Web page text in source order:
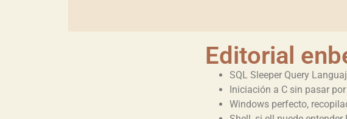
Editorial
SQL Sleeper Query
Iniciación a C sin pasar
Windows perfecto,